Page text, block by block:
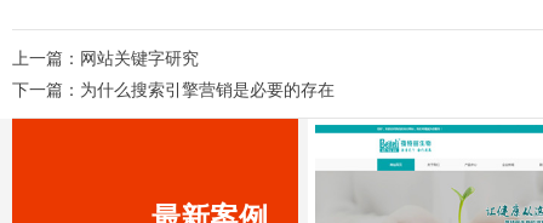
上一篇： 网站关键字研究
下一篇： 为什么搜索引擎营销是必要的存在